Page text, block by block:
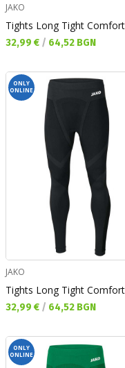
JAKO
Tights Long Tight
Текуща цена:
32,99 € / 64,52 BGN
ONLY
ONLINE
JAKO
Tights Long Tight
Текуща цена:
32,99 € / 64,52 BGN
ONLY
ONLINE